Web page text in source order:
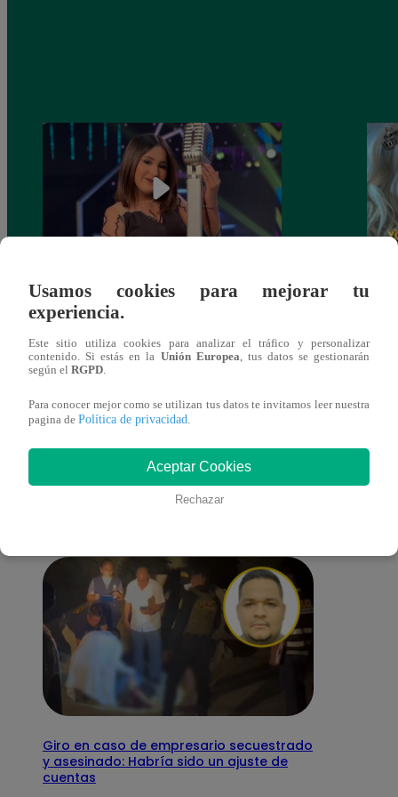
¡Imitadora de Laura Pausini se consagró
ganadora de Yo Soy: Nueva Generación!
También te puede
interesar
Giro en caso de empresario secuestrado
y asesinado: Habría sido un ajuste de
cuentas
Usamos cookies para mejorar tu
experiencia.
Este sitio utiliza cookies para analizar el tráfico y personalizar
contenido. Si estás en la Unión Europea, tus datos se gestionarán
según el RGPD.
Para conocer mejor como se utilizan tus datos te invitamos leer nuestra
pagina de Política de privacidad.
Aceptar Cookies
Rechazar